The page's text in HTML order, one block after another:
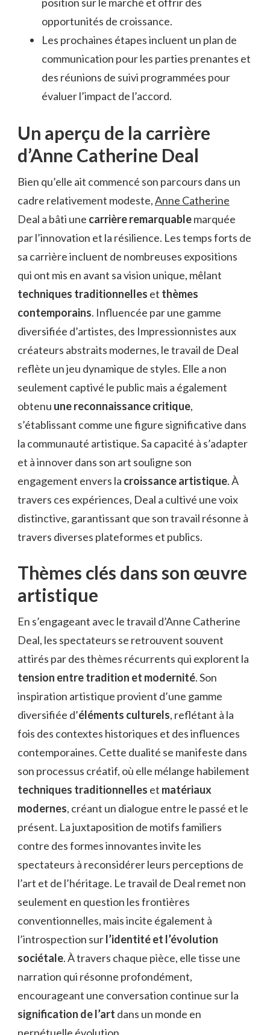
opportunités de croissance.
Les prochaines étapes incluent un plan de
communication pour les parties prenantes et
des réunions de suivi programmées pour
évaluer l’impact de l’accord.
Un aperçu de la carrière
d’Anne Catherine Deal
Bien qu’elle ait commencé son parcours dans un
cadre relativement modeste,Anne Catherine
Deal a bâti une carrière remarquablemarquée
par l’innovation et la résilience. Les temps forts de
sa carrière incluent de nombreuses expositions
qui ont mis en avant sa vision unique, mêlant
techniques traditionnelles et thèmes
contemporains. Influencée par une gamme
diversifiée d’artistes, des Impressionnistes aux
créateurs abstraits modernes, le travail de Deal
reflète un jeu dynamique de styles. Elle a non
seulement captivé le public mais a également
obtenu une reconnaissance critique,
s’établissant comme une figure significative dans
la communauté artistique. Sa capacité à s’adapter
et à innover dans son art souligne son
engagement envers la croissance artistique. À
travers ces expériences, Deal a cultivé une voix
distinctive, garantissant que son travail résonne à
travers diverses plateformes et publics.
Thèmes clés dans son œuvre
artistique
En s’engageant avec le travail d’Anne Catherine
Deal, les spectateurs se retrouvent souvent
attirés par des thèmes récurrents qui explorent la
tension entre tradition et modernité. Son
inspiration artistique provient d’une gamme
diversifiée d’éléments culturels, reflétant à la
fois des contextes historiques et des influences
contemporaines. Cette dualité se manifeste dans
son processus créatif, où elle mélange habilement
techniques traditionnelles et matériaux
modernes, créant un dialogue entre le passé et le
présent. La juxtaposition de motifs familiers
contre des formes innovantes invite les
spectateurs à reconsidérer leurs perceptions de
l’art et de l’héritage. Le travail de Deal remet non
seulement en question les frontières
conventionnelles, mais incite également à
l’introspection surl’identité et l’évolution
sociétale. À travers chaque pièce, elle tisse une
narration qui résonne profondément,
encourageant une conversation continue sur la
signification de l’art dans un monde en